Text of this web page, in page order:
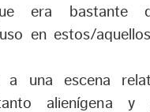
era bastante
en estos/
a una escena
alienígena y